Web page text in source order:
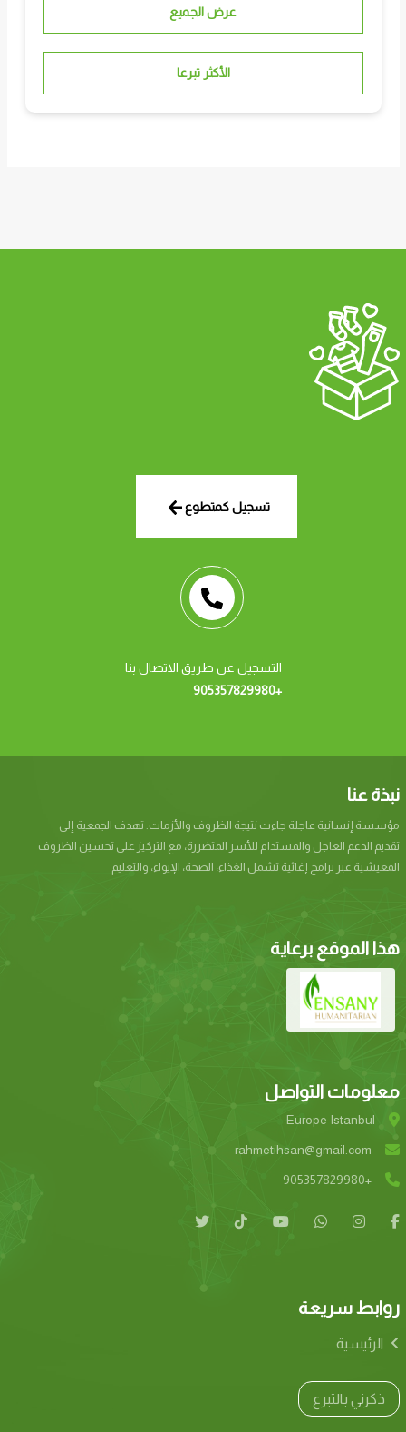
عرض الجميع
الأكثر تبرعا
تسجيل كمتطوع
التسجيل عن طريق الاتصال بنا
+905357829980
نبذة عنا
مؤسسة إنسانیة عاجلة جاءت نتيجة الظروف والأزمات. تھدف الجمعیة إلى
تقدیم الدعم العاجل والمستدام للأسر المتضررة، مع التركیز على تحسین الظروف
المعیشیة عبر برامج إغاثیة تشمل الغذاء، الصحة، الإیواء، والتعلیم
هذا الموقع برعاية
معلومات التواصل
Europe Istanbul
rahmetihsan@gmail.com
+905357829980
روابط سريعة
الرئيسية
ذكرني بالتبرع